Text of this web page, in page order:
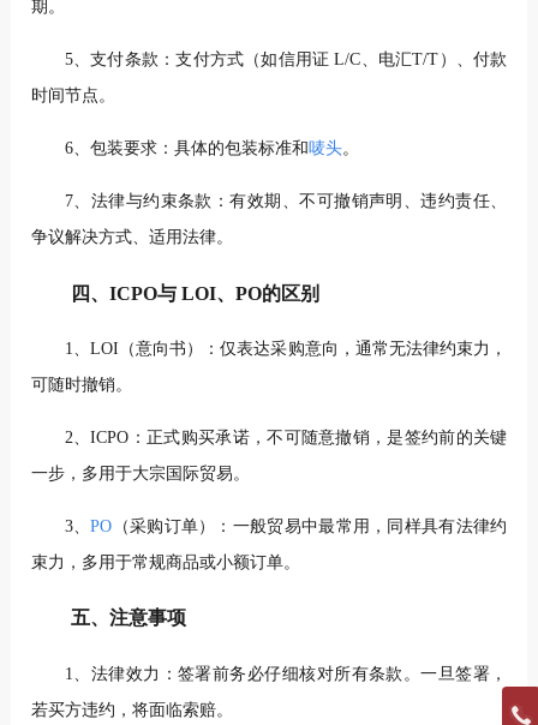
期。
5、支付条款：支付方式（如信用证 L/C、电汇T/T）、付款
时间节点。
6、包装要求：具体的包装标准和唛头。
7、法律与约束条款：有效期、不可撤销声明、违约责任、
争议解决方式、适用法律。
四、ICPO与 LOI、PO的区别
1、LOI（意向书）：仅表达采购意向，通常无法律约束力，
可随时撤销。
2、ICPO：正式购买承诺，不可随意撤销，是签约前的关键
一步，多用于大宗国际贸易。
3、PO （采购订单）：一般贸易中最常用，同样具有法律约
束力，多用于常规商品或小额订单。
五、注意事项
1、法律效力：签署前务必仔细核对所有条款。一旦签署，
若买方违约，将面临索赔。